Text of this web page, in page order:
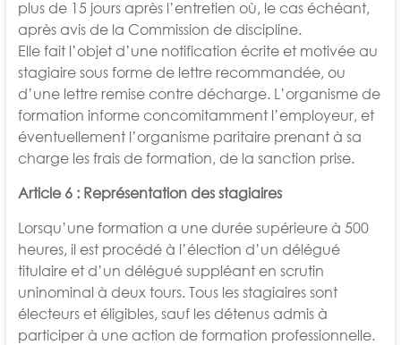
plus de 15 jours après l’entretien où, le cas échéant,
après avis de la Commission de discipline.
Elle fait l’objet d’une notification écrite et motivée au
stagiaire sous forme de lettre recommandée, ou
d’une lettre remise contre décharge. L’organisme de
formation informe concomitamment l’employeur, et
éventuellement l’organisme paritaire prenant à sa
charge les frais de formation, de la sanction prise.
Article 6 : Représentation des stagiaires
Lorsqu’une formation a une durée supérieure à 500
heures, il est procédé à l’élection d’un délégué
titulaire et d’un délégué suppléant en scrutin
uninominal à deux tours. Tous les stagiaires sont
électeurs et éligibles, sauf les détenus admis à
participer à une action de formation professionnelle.